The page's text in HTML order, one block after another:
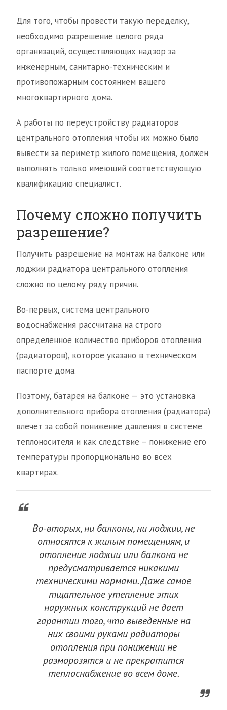
Для того, чтобы провести такую переделку,
необходимо разрешение целого ряда
организаций, осуществляющих надзор за
инженерным, санитарно-техническим и
противопожарным состоянием вашего
многоквартирного дома.
А работы по переустройству радиаторов
центрального отопления чтобы их можно было
вывести за периметр жилого помещения, должен
выполнять только имеющий соответствующую
квалификацию специалист.
Почему сложно получить
разрешение?
Получить разрешение на монтаж на балконе или
лоджии радиатора центрального отопления
сложно по целому ряду причин.
Во-первых, система центрального
водоснабжения рассчитана на строго
определенное количество приборов отопления
(радиаторов), которое указано в техническом
паспорте дома.
Поэтому, батарея на балконе — это установка
дополнительного прибора отопления (радиатора)
влечет за собой понижение давления в системе
теплоносителя и как следствие – понижение его
температуры пропорционально во всех
квартирах.
Во-вторых, ни балконы, ни лоджии, не
относятся к жилым помещениям, и
отопление лоджии или балкона не
предусматривается никакими
техническими нормами. Даже самое
тщательное утепление этих
наружных конструкций не дает
гарантии того, что выведенные на
них своими руками радиаторы
отопления при понижении не
разморозятся и не прекратится
теплоснабжение во всем доме.